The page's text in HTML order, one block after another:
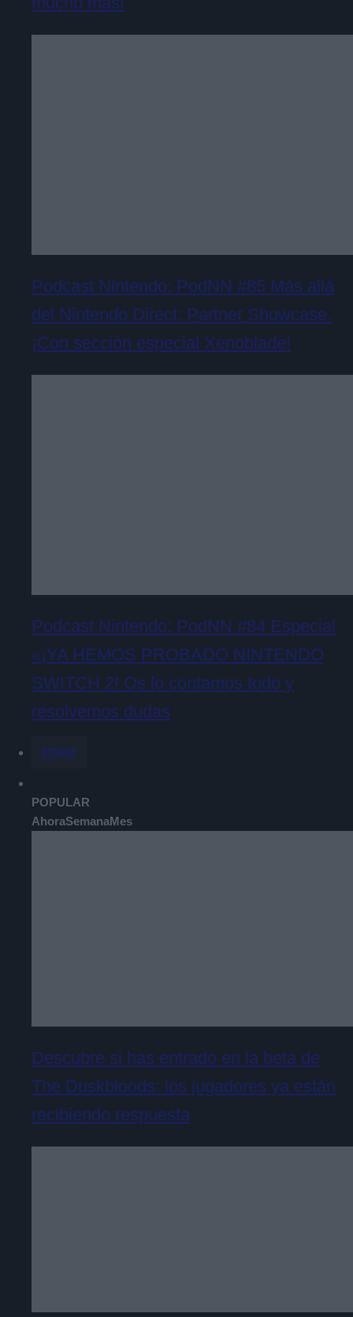
Podcast Nintendo: PodNN #85 Más allá
del Nintendo Direct: Partner Showcase.
¡Con sección especial Xenoblade!
Podcast Nintendo: PodNN #84 Especial
«¡YA HEMOS PROBADO NINTENDO
SWITCH 2! Os lo contamos todo y
resolvemos dudas
FORO
POPULAR
AhoraSemanaMes
Descubre si has entrado en la beta de
The Duskbloods: los jugadores ya están
recibiendo respuesta